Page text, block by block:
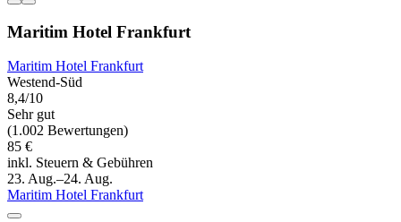
Maritim Hotel Frankfurt
Maritim Hotel Frankfurt
Westend-Süd
8,4/10
Sehr gut
(1.002 Bewertungen)
85 €
inkl. Steuern & Gebühren
23. Aug.–24. Aug.
Maritim Hotel Frankfurt